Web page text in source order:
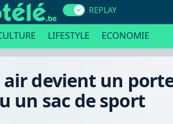
REPLAY
LIFESTYLE ECONOMIE
air devient un
un sac de sport